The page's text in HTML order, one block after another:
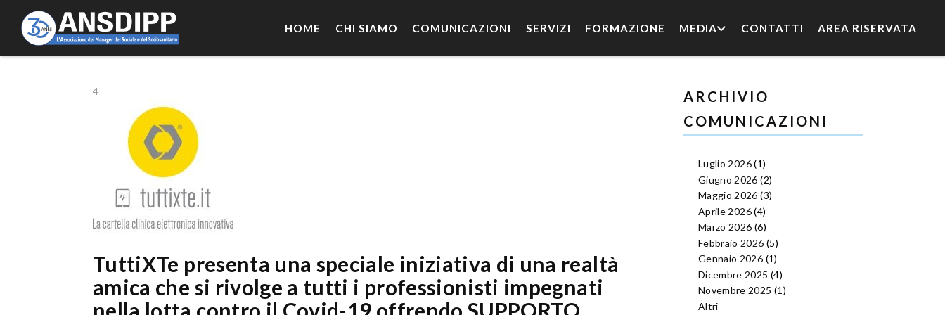
HOME CHI SIAMO COMUNICAZIONI SERVIZI FORMAZIONE MEDIA CONTATTI AREA RISERVATA
4
TuttiXTe presenta una speciale iniziativa di una realtà
amica che si rivolge a tutti i professionisti impegnati
ARCHIVIO
COMUNICAZIONI
Luglio 2026(1)
Giugno 2026 (2)
Maggio 2026 (3)
Aprile 2026(4)
Marzo 2026 (6)
Febbraio 2026 (5)
Gennaio 2026 (1)
Dicembre 2025 (4)
Novembre 2025 (1)
Altri